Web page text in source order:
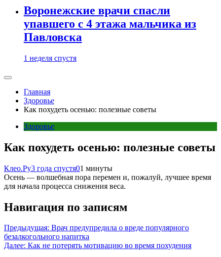
Воронежские врачи спасли
упавшего с 4 этажа мальчика из
Павловска
1 неделя спустя
Главная
Здоровье
Как похудеть осенью: полезные советы
Здоровье
Как похудеть осенью: полезные советы
Клео.Ру3 года спустя01 минуты
Осень — волшебная пора перемен и, пожалуй, лучшее время
для начала процесса снижения веса.
Навигация по записям
Предыдущая: Врач предупредила о вреде популярного
безалкогольного напитка
Далее: Как не потерять мотивацию во время похудения